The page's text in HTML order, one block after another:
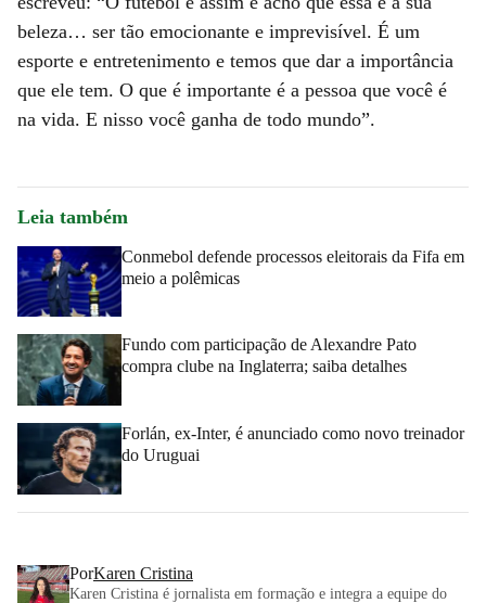
beleza… ser tão emocionante e imprevisível. É um
esporte e entretenimento e temos que dar a importância
que ele tem. O que é importante é a pessoa que você é
na vida. E nisso você ganha de todo mundo”.
Leia também
Conmebol defende processos eleitorais da Fifa em
meio a polêmicas
Fundo com participação de Alexandre Pato
compra clube na Inglaterra; saiba detalhes
Forlán, ex-Inter, é anunciado como novo treinador
do Uruguai
PorKaren Cristina
Karen Cristina é jornalista em formação e integra a equipe do